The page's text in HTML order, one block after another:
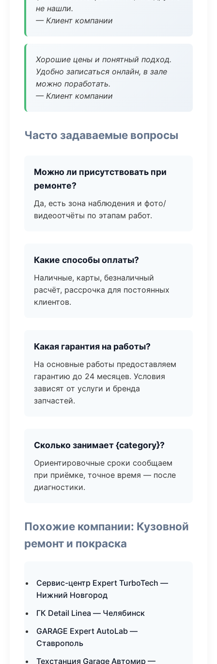
не нашли.
— Клиент компании
Хорошие цены и понятный подход.
Удобно записаться онлайн, в зале
можно поработать.
— Клиент компании
Часто задаваемые вопросы
Можно ли присутствовать при
ремонте?
Да, есть зона наблюдения и фото/
видеоотчёты по этапам работ.
Какие способы оплаты?
Наличные, карты, безналичный
расчёт, рассрочка для постоянных
клиентов.
Какая гарантия на работы?
На основные работы предоставляем
гарантию до 24 месяцев. Условия
зависят от услуги и бренда
запчастей.
Сколько занимает {category}?
Ориентировочные сроки сообщаем
при приёмке, точное время — после
диагностики.
Похожие компании: Кузовной
ремонт и покраска
Сервис-центр Expert TurboTech —
Нижний Новгород
ГК Detail Linea — Челябинск
GARAGE Expert AutoLab —
Ставрополь
Техстанция Garage Автомир —